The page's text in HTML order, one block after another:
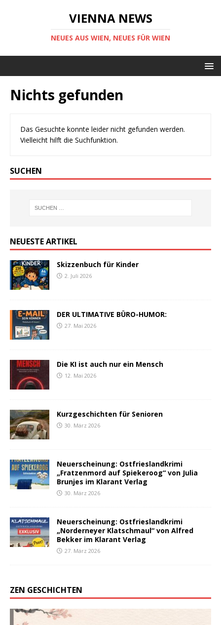
VIENNA NEWS
NEUES AUS WIEN, NEUES FÜR WIEN
Nichts gefunden
Das Gesuchte konnte leider nicht gefunden werden.
Vielleicht hilft die Suchfunktion.
SUCHEN
NEUESTE ARTIKEL
Skizzenbuch für Kinder
2. Juli 2026
DER ULTIMATIVE BÜRO-HUMOR:
27. Mai 2026
Die KI ist auch nur ein Mensch
12. Mai 2026
Kurzgeschichten für Senioren
30. März 2026
Neuerscheinung: Ostfrieslandkrimi
„Fratzenmord auf Spiekeroog“ von Julia
Brunjes im Klarant Verlag
30. März 2026
Neuerscheinung: Ostfrieslandkrimi
„Norderneyer Klatschmaul“ von Alfred
Bekker im Klarant Verlag
27. März 2026
ZEN GESCHICHTEN